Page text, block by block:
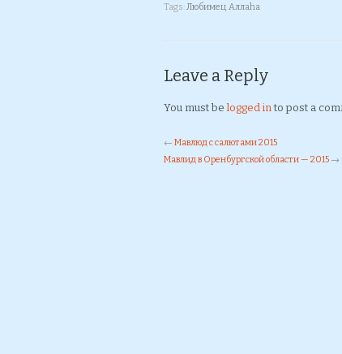
Tags:Любимец Аллаhа
Leave a Reply
You must be logged in to post a
← Мавлюд с салютами 2015
Мавлид в Оренбургской области — 2015 →